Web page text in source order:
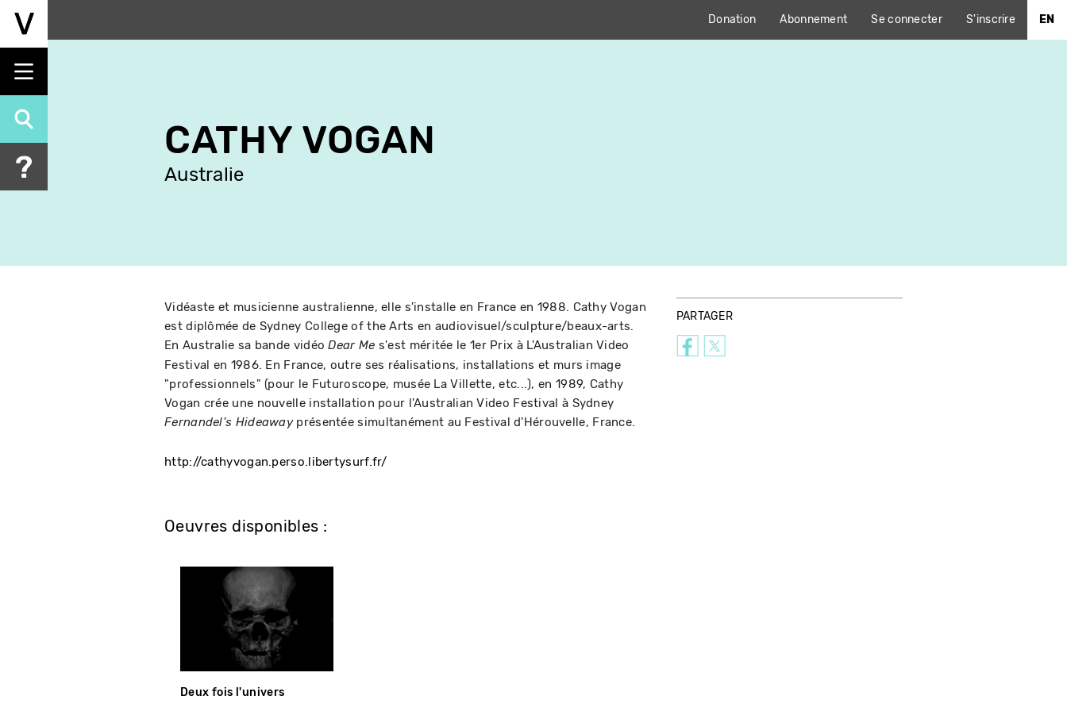
Aller
principal
Donation Abonnement Se connecter S'inscrire EN
CATHY VOGAN
Australie
Vidéaste et musicienne australienne, elle s'installe en France en 1988. Cathy Vogan
est diplômée de Sydney College of the Arts en audiovisuel/sculpture/beaux-arts.
En Australie sa bande vidéoDear Me s'est méritée le 1er Prix à L'Australian Video
Festival en 1986. En France, outre ses réalisations, installations et murs image
"professionnels" (pour le Futuroscope, musée La Villette, etc...), en 1989, Cathy
Vogan crée une nouvelle installation pour l'Australian Video Festival à Sydney
Fernandel's Hideawayprésentée simultanément au Festival d'Hérouvelle, France.
http://cathyvogan.perso.libertysurf.fr/
PARTAGER
Oeuvres disponibles :
Deux fois l'univers